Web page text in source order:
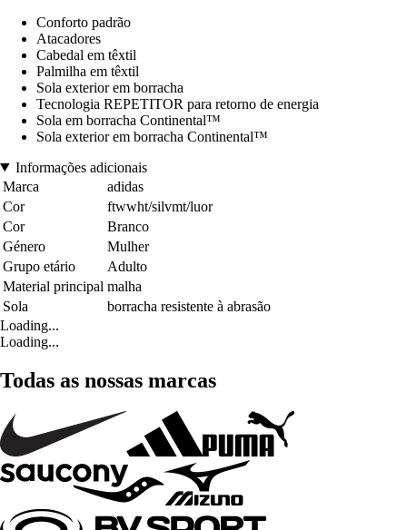
Conforto padrão
Atacadores
Cabedal em têxtil
Palmilha em têxtil
Sola exterior em borracha
Tecnologia REPETITOR para retorno de energia
Sola em borracha Continental™
Sola exterior em borracha Continental™
Informações adicionais
Marca
adidas
Cor
ftwwht/silvmt/luor
Cor
Branco
Género
Mulher
Grupo etário
Adulto
Material principal malha
Sola
borracha resistente à abrasão
Loading...
Loading...
Todas as nossas marcas